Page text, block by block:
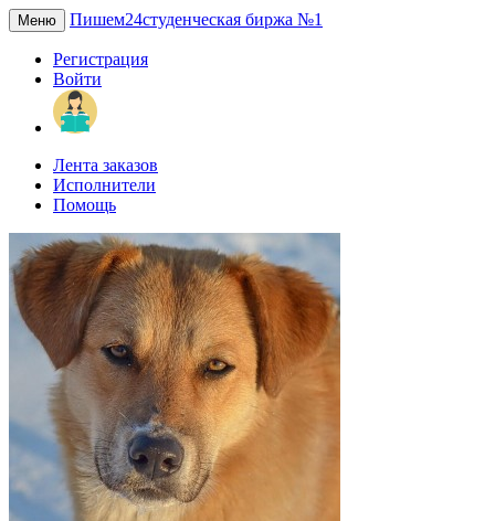
Меню Пишем24студенческая биржа №1
Регистрация
Войти
Лента заказов
Исполнители
Помощь